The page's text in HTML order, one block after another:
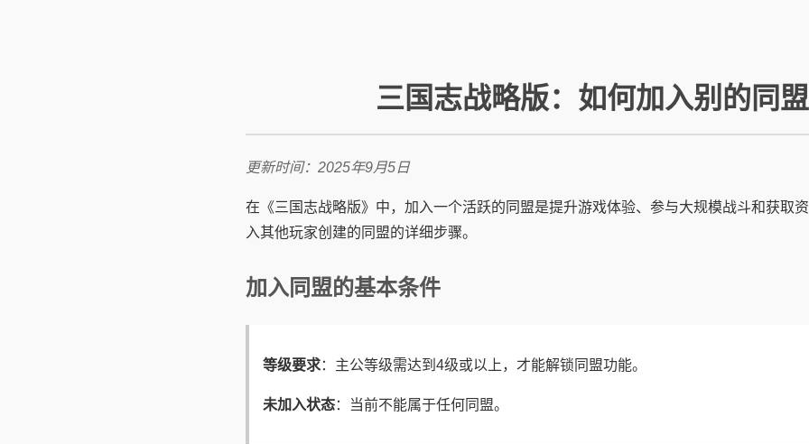
三国志战略版：如何加入别的同
更新时间：2025年9月5日
在《三国志战略版》中，加入一个活跃的同盟是提升游戏体验、参与大规模战斗和获取
入其他玩家创建的同盟的详细步骤。
加入同盟的基本条件
等级要求：主公等级需达到4级或以上，才能解锁同盟功能。
未加入状态：当前不能属于任何同盟。